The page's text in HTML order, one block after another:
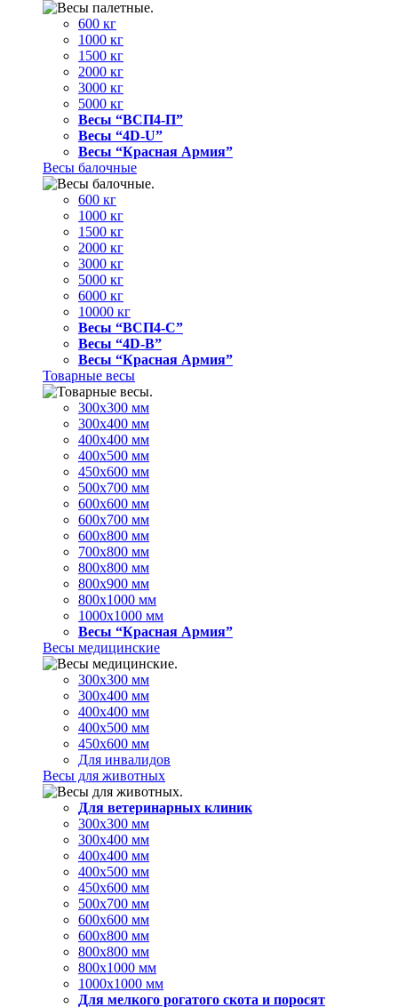
600 кг
1000 кг
1500 кг
2000 кг
3000 кг
5000 кг
Весы “ВСП4-П”
Весы “4D-U”
Весы “Красная Армия”
Весы балочные
600 кг
1000 кг
1500 кг
2000 кг
3000 кг
5000 кг
6000 кг
10000 кг
Весы “ВСП4-С”
Весы “4D-В”
Весы “Красная Армия”
Товарные весы
300х300 мм
300х400 мм
400х400 мм
400х500 мм
450х600 мм
500х700 мм
600х600 мм
600х700 мм
600х800 мм
700х800 мм
800х800 мм
800х900 мм
800х1000 мм
1000х1000 мм
Весы “Красная Армия”
Весы медицинские
300х300 мм
300х400 мм
400х400 мм
400х500 мм
450х600 мм
Для инвалидов
Весы для животных
Для ветеринарных клиник
300х300 мм
300х400 мм
400х400 мм
400х500 мм
450х600 мм
500х700 мм
600х600 мм
600х800 мм
800х800 мм
800х1000 мм
1000х1000 мм
Для мелкого рогатого скота и поросят